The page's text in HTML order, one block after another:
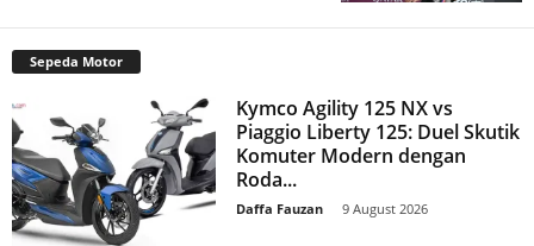
Sepeda Motor
Kymco Agility 125 NX vs
Piaggio Liberty 125: Duel Skutik
Komuter Modern dengan
Roda...
Daffa Fauzan 9 August 2026